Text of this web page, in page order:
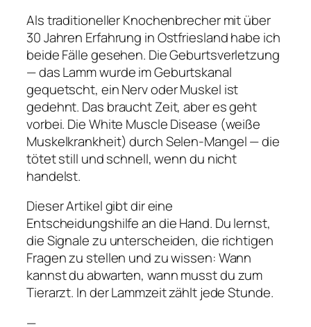
Als traditioneller Knochenbrecher mit über
30 Jahren Erfahrung in Ostfriesland habe ich
beide Fälle gesehen. Die Geburtsverletzung
— das Lamm wurde im Geburtskanal
gequetscht, ein Nerv oder Muskel ist
gedehnt. Das braucht Zeit, aber es geht
vorbei. Die White Muscle Disease (weiße
Muskelkrankheit) durch Selen-Mangel — die
tötet still und schnell, wenn du nicht
handelst.
Dieser Artikel gibt dir eine
Entscheidungshilfe an die Hand. Du lernst,
die Signale zu unterscheiden, die richtigen
Fragen zu stellen und zu wissen: Wann
kannst du abwarten, wann musst du zum
Tierarzt. In der Lammzeit zählt jede Stunde.
—